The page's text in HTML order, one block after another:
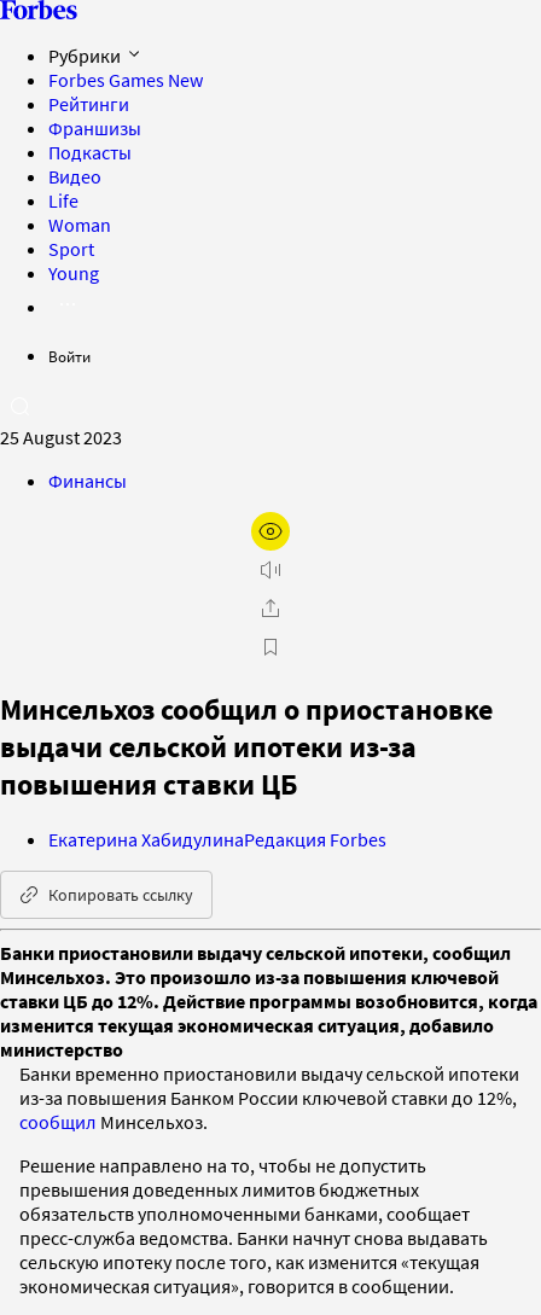
Рубрики
Forbes Games New
Рейтинги
Франшизы
Подкасты
Видео
Life
Woman
Sport
Young
Войти
25 August 2023
Финансы
Минсельхоз сообщил о приостановке
выдачи сельской ипотеки из-за
повышения ставки ЦБ
Екатерина ХабидулинаРедакция Forbes
Копировать ссылку
Банки приостановили выдачу сельской ипотеки, сообщил
Минсельхоз. Это произошло из-за повышения ключевой
ставки ЦБ до 12%. Действие программы возобновится, когда
изменится текущая экономическая ситуация, добавило
министерство
Банки временно приостановили выдачу сельской ипотеки
из-за повышения Банком России ключевой ставки до 12%,
сообщил Минсельхоз.
Решение направлено на то, чтобы не допустить
превышения доведенных лимитов бюджетных
обязательств уполномоченными банками, сообщает
пресс-служба ведомства. Банки начнут снова выдавать
сельскую ипотеку после того, как изменится «текущая
экономическая ситуация», говорится в сообщении.